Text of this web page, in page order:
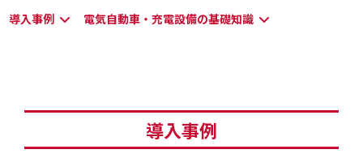
導入事例
営業パートナー募集
導入事例 電気自動車・充電設備の基礎知識
導入事例